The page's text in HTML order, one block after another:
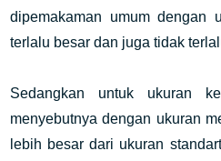
dipemakaman umum dengan
terlalu besar dan juga tidak
Sedangkan untuk ukuran
menyebutnya dengan ukuran
lebih besar dari ukuran